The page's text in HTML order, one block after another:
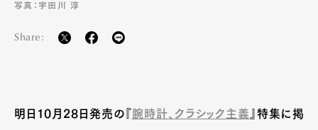
写真：宇田川 淳
Share:
明日10月28日発売の『 腕時計、クラシック主義 』特集に掲